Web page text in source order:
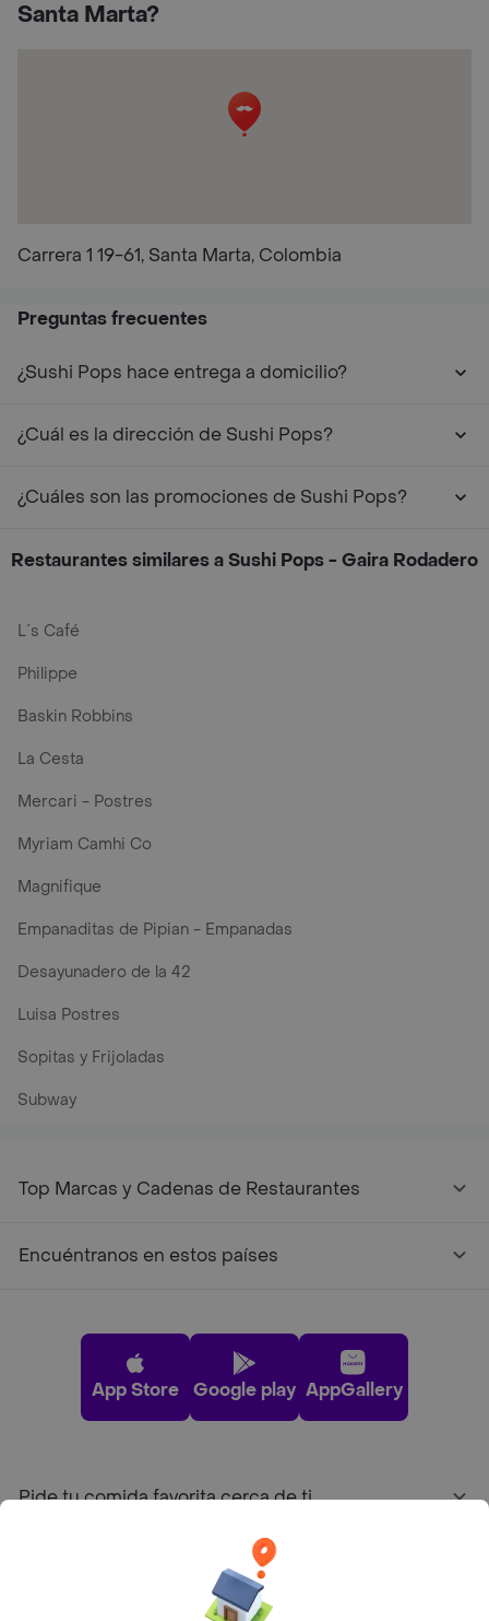
Santa Marta?
Carrera 1 19-61, Santa Marta, Colombia
Preguntas frecuentes
¿Sushi Pops hace entrega a domicilio?
¿Cuál es la dirección de Sushi Pops?
¿Cuáles son las promociones de Sushi Pops?
Restaurantes similares a Sushi Pops - Gaira Rodadero
L´s Café
Philippe
Baskin Robbins
La Cesta
Mercari - Postres
Myriam Camhi Co
Magnifique
Empanaditas de Pipian - Empanadas
Desayunadero de la 42
Luisa Postres
Sopitas y Frijoladas
Subway
Top Marcas y Cadenas de Restaurantes
Encuéntranos en estos países
App Store Google play AppGallery
Pide tu comida favorita cerca de ti